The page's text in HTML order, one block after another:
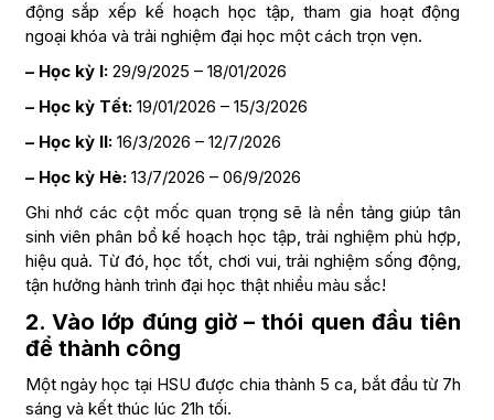
động sắp xếp kế hoạch học tập, tham gia hoạt động
ngoại khóa và trải nghiệm đại học một cách trọn vẹn.
– Học kỳ I:29/9/2025 – 18/01/2026
– Học kỳ Tết:19/01/2026 – 15/3/2026
– Học kỳ II: 16/3/2026 – 12/7/2026
– Học kỳ Hè: 13/7/2026 – 06/9/2026
Ghi nhớ các cột mốc quan trọng sẽ là nền tảng giúp tân
sinh viên phân bổ kế hoạch học tập, trải nghiệm phù hợp,
hiệu quả. Từ đó, học tốt, chơi vui, trải nghiệm sống động,
tận hưởng hành trình đại học thật nhiều màu sắc!
2. Vào lớp đúng giờ – thói quen đầu tiên
để thành công
Một ngày học tại HSU được chia thành 5 ca, bắt đầu từ 7h
sáng và kết thúc lúc 21h tối.